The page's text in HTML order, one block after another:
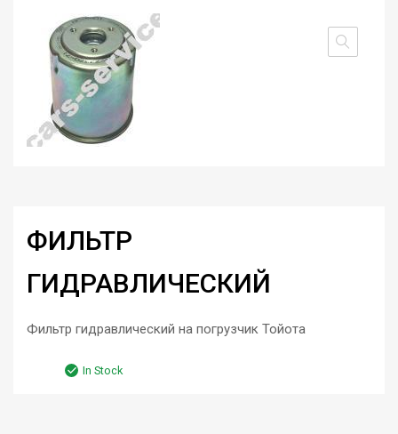
ФИЛЬТР
ГИДРАВЛИЧЕСКИЙ
Фильтр гидравлический на погрузчик Тойота
In Stock